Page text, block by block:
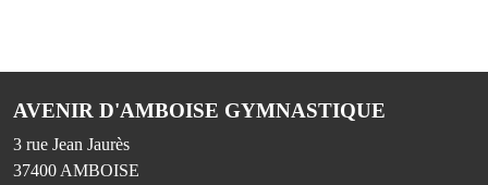
AVENIR D'AMBOISE GYMNASTIQUE
3 rue Jean Jaurès
37400 AMBOISE